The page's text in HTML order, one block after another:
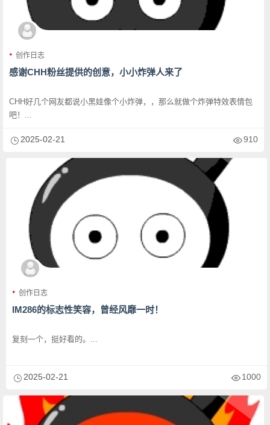
创作日志
感谢CHH粉丝提供的创意，小小炸弹人来了
CHH好几个网友都说小黑娃像个小炸弹，，那么就做个炸弹特效表情包
吧！...
2025-02-21 910
创作日志
IM286的标志性笑容，曾经风靡一时！
复刻一个，挺好看的。...
2025-02-21 1000